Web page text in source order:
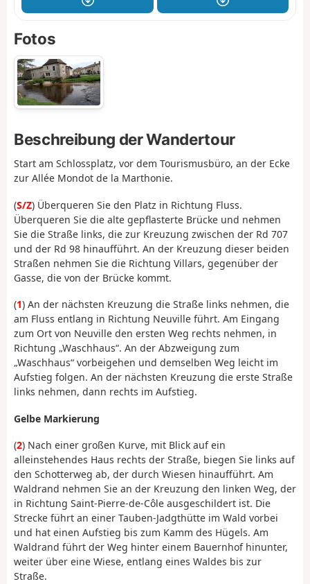
Fotos
Beschreibung der Wandertour
Start am Schlossplatz, vor dem Tourismusbüro, an der Ecke
zur Allée Mondot de la Marthonie.
(S/Z) Überqueren Sie den Platz in Richtung Fluss.
Überqueren Sie die alte gepflasterte Brücke und nehmen
Sie die Straße links, die zur Kreuzung zwischen der Rd 707
und der Rd 98 hinaufführt. An der Kreuzung dieser beiden
Straßen nehmen Sie die Richtung Villars, gegenüber der
Gasse, die von der Brücke kommt.
(1) An der nächsten Kreuzung die Straße links nehmen, die
am Fluss entlang in Richtung Neuville führt. Am Eingang
zum Ort von Neuville den ersten Weg rechts nehmen, in
Richtung „Waschhaus“. An der Abzweigung zum
„Waschhaus“ vorbeigehen und demselben Weg leicht im
Aufstieg folgen. An der nächsten Kreuzung die erste Straße
links nehmen, dann rechts im Aufstieg.
Gelbe Markierung
(2) Nach einer großen Kurve, mit Blick auf ein
alleinstehendes Haus rechts der Straße, biegen Sie links auf
den Schotterweg ab, der durch Wiesen hinaufführt. Am
Waldrand nehmen Sie an der Kreuzung den linken Weg, der
in Richtung Saint-Pierre-de-Côle ausgeschildert ist. Die
Strecke führt an einer Tauben-Jadgthütte im Wald vorbei
und hat einen Aufstieg bis zum Kamm des Hügels. Am
Waldrand führt der Weg hinter einem Bauernhof hinunter,
weiter über eine Wiese, entlang eines Waldes bis zur
Straße.